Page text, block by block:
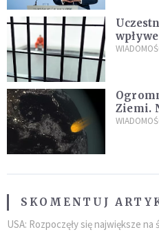
zdanie
Ziemi.
SKOMENTUJ
USA: Rozpoczęły się największe